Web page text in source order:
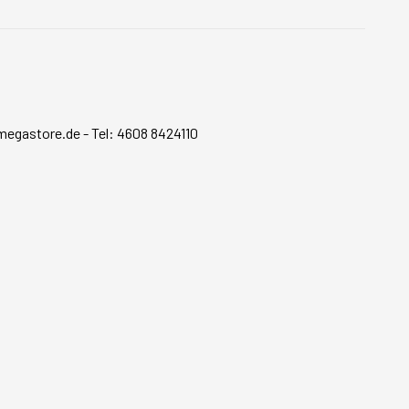
-Tel: 4608 8424110